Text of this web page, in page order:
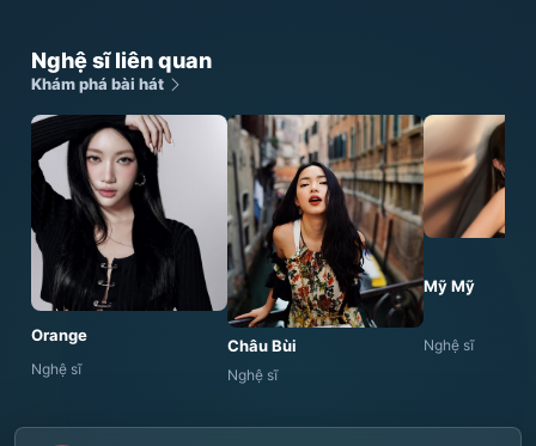
Nghệ sĩ liên quan
Khám phá bài hát
Orange
Nghệ sĩ
Châu Bùi
Nghệ sĩ
Mỹ Mỹ
Nghệ sĩ